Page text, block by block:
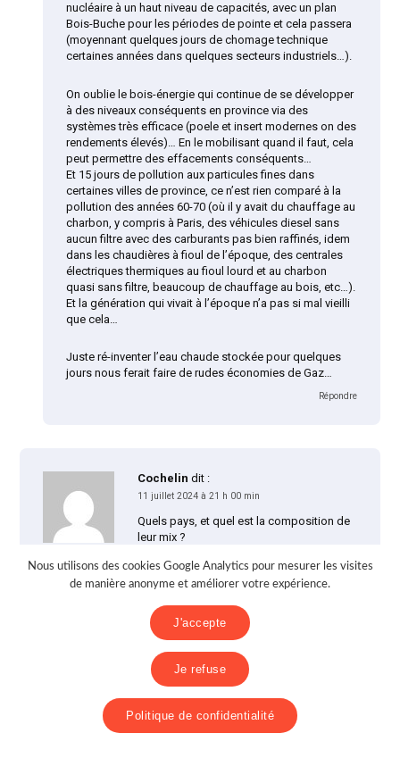
nucléaire à un haut niveau de capacités, avec un plan
Bois-Buche pour les périodes de pointe et cela passera
(moyennant quelques jours de chomage technique
certaines années dans quelques secteurs industriels…).
On oublie le bois-énergie qui continue de se développer
à des niveaux conséquents en province via des
systèmes très efficace (poele et insert modernes on des
rendements élevés)… En le mobilisant quand il faut, cela
peut permettre des effacements conséquents…
Et 15 jours de pollution aux particules fines dans
certaines villes de province, ce n’est rien comparé à la
pollution des années 60-70 (où il y avait du chauffage au
charbon, y compris à Paris, des véhicules diesel sans
aucun filtre avec des carburants pas bien raffinés, idem
dans les chaudières à fioul de l’époque, des centrales
électriques thermiques au fioul lourd et au charbon
quasi sans filtre, beaucoup de chauffage au bois, etc…).
Et la génération qui vivait à l’époque n’a pas si mal vieilli
que cela…
Juste ré-inventer l’eau chaude stockée pour quelques
jours nous ferait faire de rudes économies de Gaz…
Répondre
Cochelin dit :
11 juillet 2024 à 21 h 00 min
Quels pays, et quel est la composition de
leur mix ?
Répondre
Regis ISAMBERT
17 juillet 2024 à 19 h 32 min
de leur mix énergétique .. il suffit de
regarder ce que la crise actuelle
accélère sur le terrain avec la mise en
place des ENR partout dans le monde
Nous utilisons des cookies Google Analytics pour mesurer les visites
de manière anonyme et améliorer votre expérience.
J'accepte
Je refuse
Politique de confidentialité